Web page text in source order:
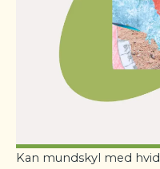
Kan mundskyl med